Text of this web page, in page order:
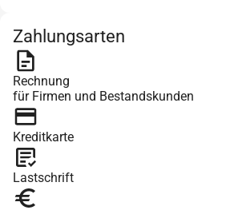
Zahlungsarten
Rechnung
für Firmen und Bestandskunden
Kreditkarte
Lastschrift